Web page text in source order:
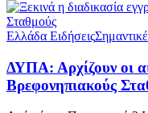
Ελλάδα Ειδήσεις
ΔΥΠΑ: Αρχίζουν οι
Βρεφονηπιακούς